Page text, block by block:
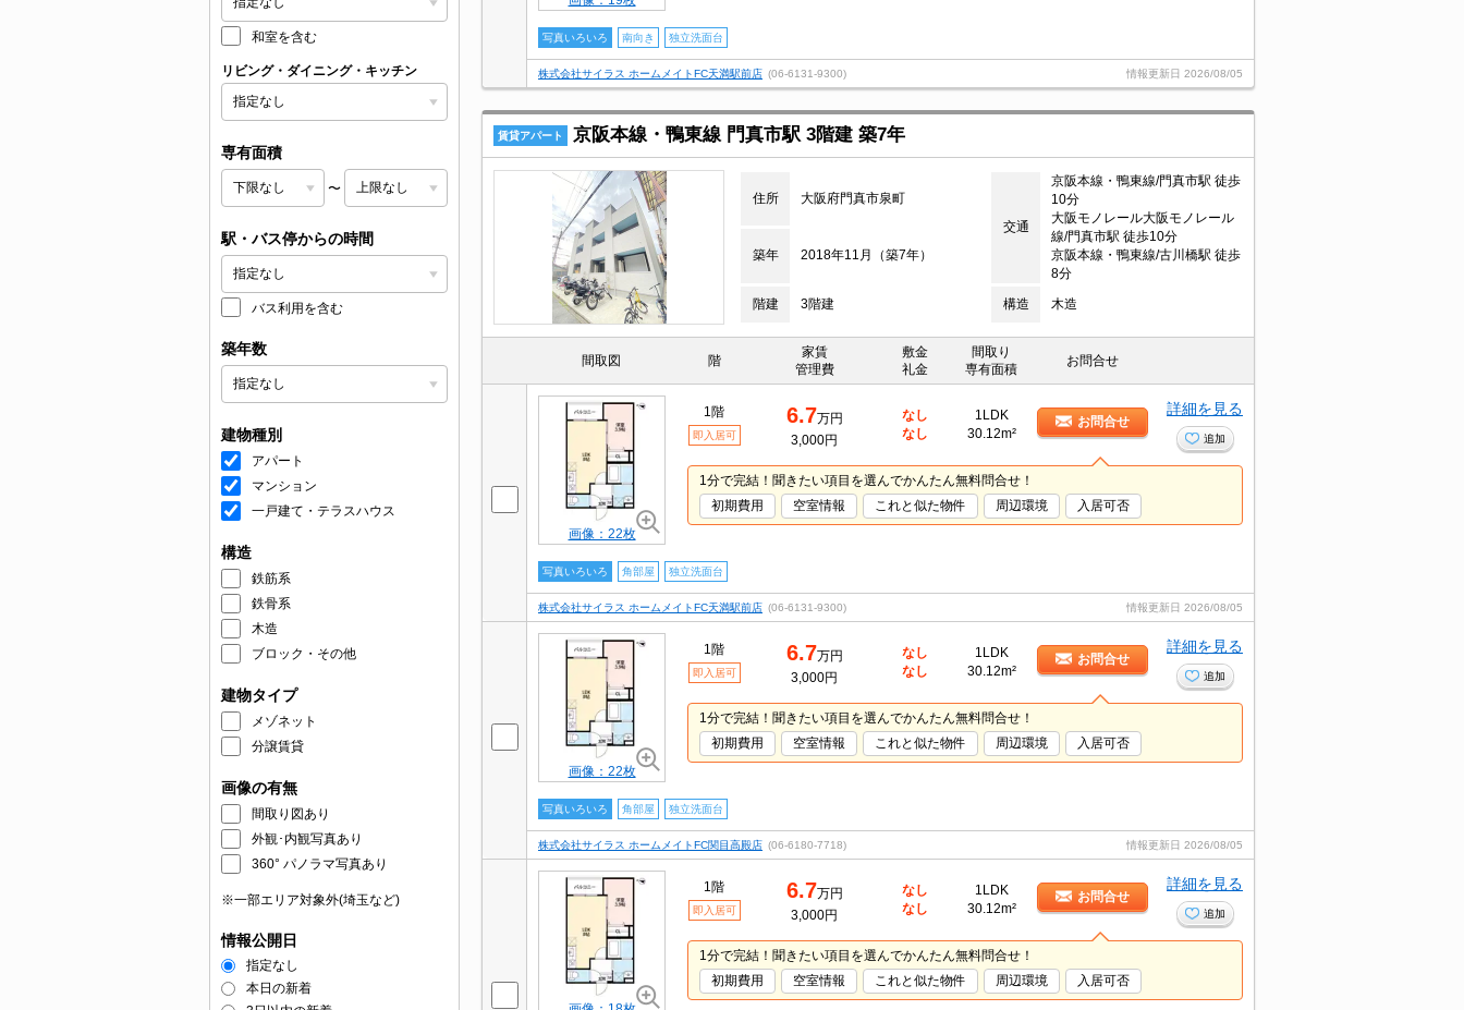
和室を含む
リビング・ダイニング・キッチン
専有面積
〜
駅・バス停からの時間
バス利用を含む
築年数
建物種別
アパート
マンション
一戸建て・テラスハウス
構造
鉄筋系
鉄骨系
木造
ブロック・その他
建物タイプ
メゾネット
分譲賃貸
画像の有無
間取り図あり
外観･内観写真あり
360° パノラマ写真あり
※一部エリア対象外(埼玉など)
情報公開日
指定なし
本日の新着
写真いろいろ 南向き 独立洗面台
株式会社サイラス ホームメイトFC天満駅前店 (06-6131-9300) 情報更新日 2026/08/05
賃貸アパート 京阪本線・鴨東線 門真市駅 3階建 築7年
住所 大阪府門真市泉町
交通
京阪本線・鴨東線/門真市駅 徒歩
10分
大阪モノレール大阪モノレール
線/門真市駅 徒歩10分
京阪本線・鴨東線/古川橋駅 徒歩
8分
築年 2018年11月（築7年）
階建 3階建 構造 木造
間取図 階
家賃
管理費
敷金
礼金
間取り
専有面積
お問合せ
画像：22枚
1階
即入居可
6.7万円
3,000円
なし
なし
1LDK
30.12m²
お問合せ
詳細を見る
追加
1分で完結！聞きたい項目を選んでかんたん無料問合せ！
初期費用
空室情報 これと似た物件 周辺環境 入居可否
写真いろいろ 角部屋 独立洗面台
株式会社サイラス ホームメイトFC天満駅前店 (06-6131-9300) 情報更新日 2026/08/05
画像：22枚
1階
即入居可
6.7万円
3,000円
なし
なし
1LDK
30.12m²
お問合せ
詳細を見る
追加
1分で完結！聞きたい項目を選んでかんたん無料問合せ！
初期費用
空室情報 これと似た物件 周辺環境 入居可否
写真いろいろ 角部屋 独立洗面台
株式会社サイラス ホームメイトFC関目高殿店 (06-6180-7718) 情報更新日 2026/08/05
1階
即入居可
6.7万円
3,000円
なし
なし
1LDK
30.12m²
お問合せ
詳細を見る
追加
1分で完結！聞きたい項目を選んでかんたん無料問合せ！
初期費用
空室情報 これと似た物件 周辺環境 入居可否